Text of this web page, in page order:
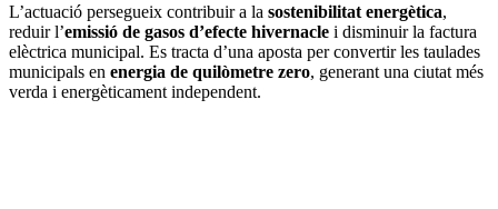
L’actuació persegueix contribuir a la sostenibilitat energètica,
reduir l’emissió de gasos d’efecte hivernacle i disminuir la factura
elèctrica municipal. Es tracta d’una aposta per convertir les taulades
municipals en energia de quilòmetre zero, generant una ciutat més
verda i energèticament independent.